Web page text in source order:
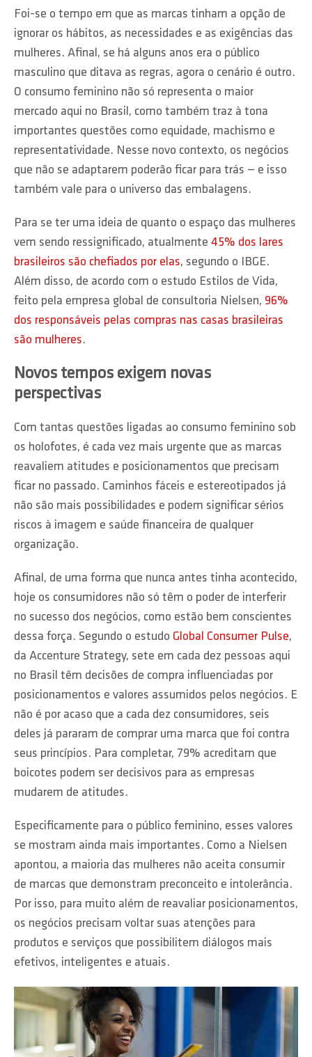
Foi-se o tempo em que as marcas tinham a opção de
ignorar os hábitos, as necessidades e as exigências das
mulheres. Afinal, se há alguns anos era o público
masculino que ditava as regras, agora o cenário é outro.
O consumo feminino não só representa o maior
mercado aqui no Brasil, como também traz à tona
importantes questões como equidade, machismo e
representatividade. Nesse novo contexto, os negócios
que não se adaptarem poderão ficar para trás — e isso
também vale para o universo das embalagens.
Para se ter uma ideia de quanto o espaço das mulheres
vem sendo ressignificado, atualmente 45% dos lares
brasileiros são chefiados por elas, segundo o IBGE.
Além disso, de acordo com o estudo Estilos de Vida,
feito pela empresa global de consultoria Nielsen, 96%
dos responsáveis pelas compras nas casas brasileiras
são mulheres.
Novos tempos exigem novas
perspectivas
Com tantas questões ligadas ao consumo feminino sob
os holofotes, é cada vez mais urgente que as marcas
reavaliem atitudes e posicionamentos que precisam
ficar no passado. Caminhos fáceis e estereotipados já
não são mais possibilidades e podem significar sérios
riscos à imagem e saúde financeira de qualquer
organização.
Afinal, de uma forma que nunca antes tinha acontecido,
hoje os consumidores não só têm o poder de interferir
no sucesso dos negócios, como estão bem conscientes
dessa força. Segundo o estudo Global Consumer Pulse,
da Accenture Strategy, sete em cada dez pessoas aqui
no Brasil têm decisões de compra influenciadas por
posicionamentos e valores assumidos pelos negócios. E
não é por acaso que a cada dez consumidores, seis
deles já pararam de comprar uma marca que foi contra
seus princípios. Para completar, 79% acreditam que
boicotes podem ser decisivos para as empresas
mudarem de atitudes.
Especificamente para o público feminino, esses valores
se mostram ainda mais importantes. Como a Nielsen
apontou, a maioria das mulheres não aceita consumir
de marcas que demonstram preconceito e intolerância.
Por isso, para muito além de reavaliar posicionamentos,
os negócios precisam voltar suas atenções para
produtos e serviços que possibilitem diálogos mais
efetivos, inteligentes e atuais.